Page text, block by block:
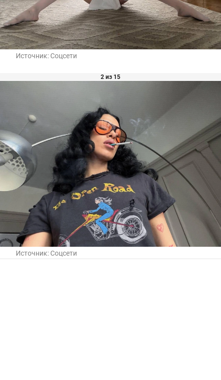
Источник: Соцсети
2 из 15
Источник: Соцсети